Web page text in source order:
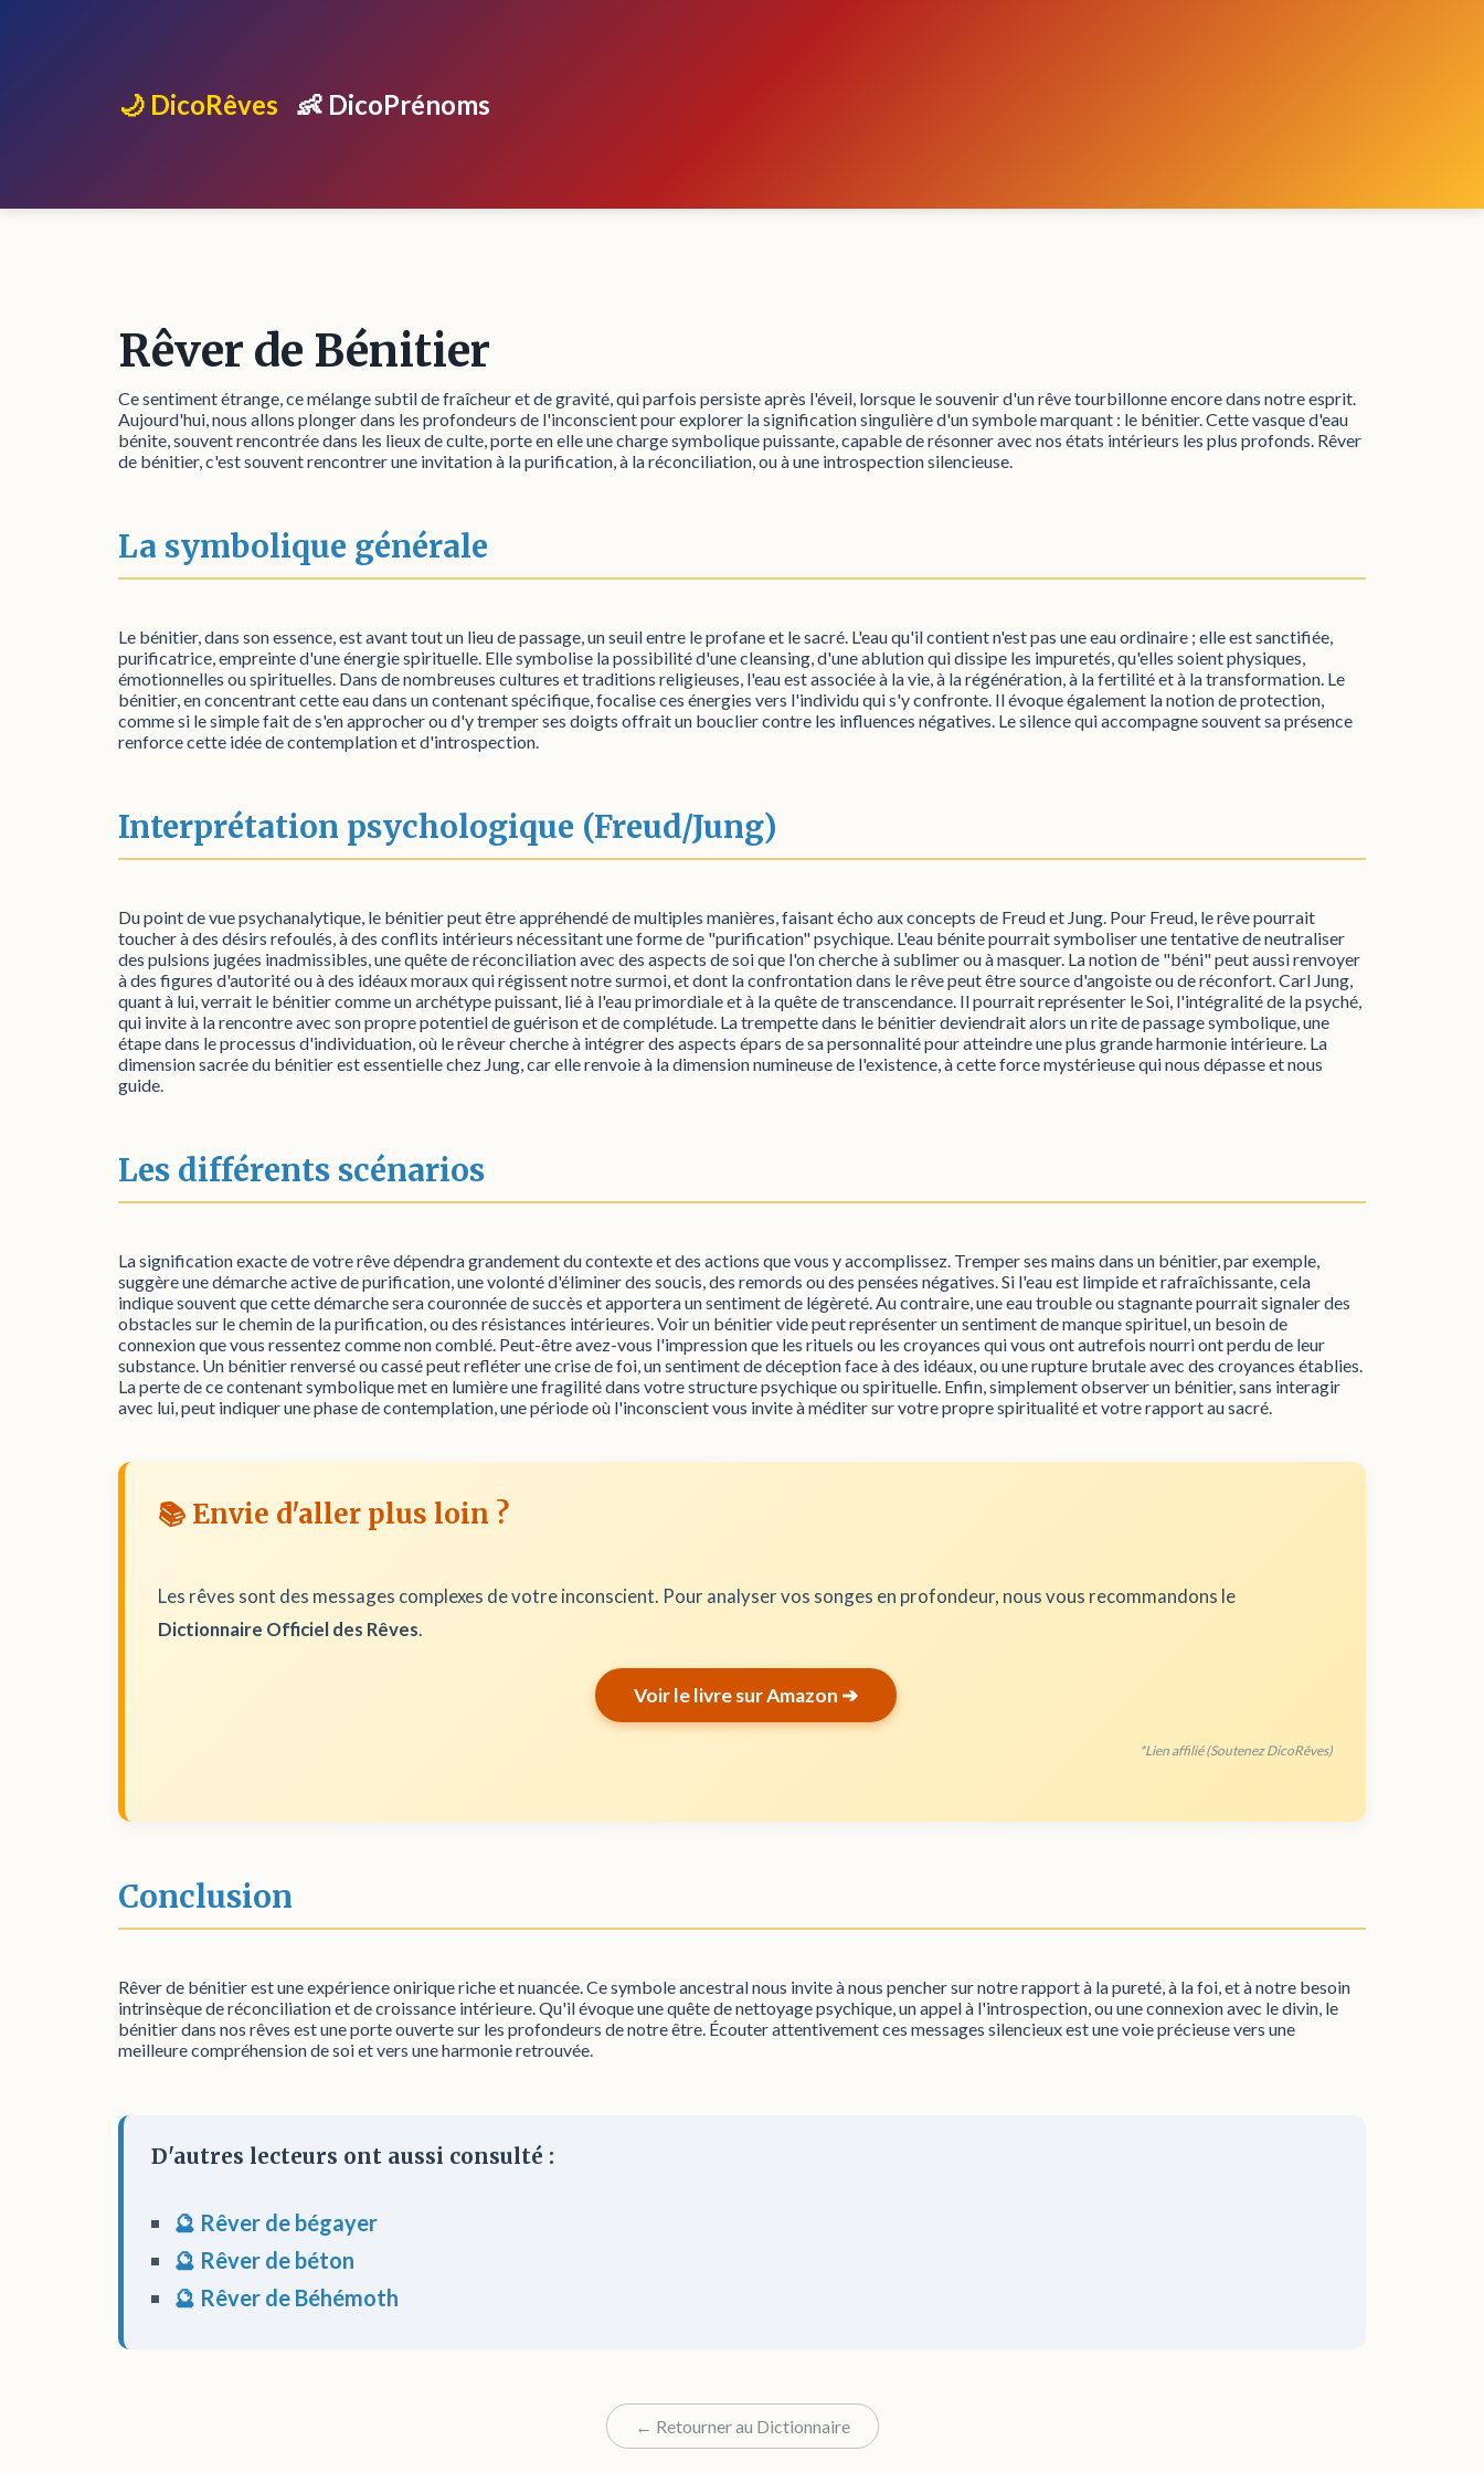
🌙 DicoRêves 👶 DicoPrénoms
Rêver de Bénitier
Ce sentiment étrange, ce mélange subtil de fraîcheur et de gravité, qui parfois persiste après l'éveil, lorsque le souvenir d'un rêve tourbillonne encore dans notre esprit.
Aujourd'hui, nous allons plonger dans les profondeurs de l'inconscient pour explorer la signification singulière d'un symbole marquant : le bénitier. Cette vasque d'eau
bénite, souvent rencontrée dans les lieux de culte, porte en elle une charge symbolique puissante, capable de résonner avec nos états intérieurs les plus profonds. Rêver
de bénitier, c'est souvent rencontrer une invitation à la purification, à la réconciliation, ou à une introspection silencieuse.
La symbolique générale
Le bénitier, dans son essence, est avant tout un lieu de passage, un seuil entre le profane et le sacré. L'eau qu'il contient n'est pas une eau ordinaire ; elle est sanctifiée,
purificatrice, empreinte d'une énergie spirituelle. Elle symbolise la possibilité d'une cleansing, d'une ablution qui dissipe les impuretés, qu'elles soient physiques,
émotionnelles ou spirituelles. Dans de nombreuses cultures et traditions religieuses, l'eau est associée à la vie, à la régénération, à la fertilité et à la transformation. Le
bénitier, en concentrant cette eau dans un contenant spécifique, focalise ces énergies vers l'individu qui s'y confronte. Il évoque également la notion de protection,
comme si le simple fait de s'en approcher ou d'y tremper ses doigts offrait un bouclier contre les influences négatives. Le silence qui accompagne souvent sa présence
renforce cette idée de contemplation et d'introspection.
Interprétation psychologique (Freud/Jung)
Du point de vue psychanalytique, le bénitier peut être appréhendé de multiples manières, faisant écho aux concepts de Freud et Jung. Pour Freud, le rêve pourrait
toucher à des désirs refoulés, à des conflits intérieurs nécessitant une forme de "purification" psychique. L'eau bénite pourrait symboliser une tentative de neutraliser
des pulsions jugées inadmissibles, une quête de réconciliation avec des aspects de soi que l'on cherche à sublimer ou à masquer. La notion de "béni" peut aussi renvoyer
à des figures d'autorité ou à des idéaux moraux qui régissent notre surmoi, et dont la confrontation dans le rêve peut être source d'angoiste ou de réconfort. Carl Jung,
quant à lui, verrait le bénitier comme un archétype puissant, lié à l'eau primordiale et à la quête de transcendance. Il pourrait représenter le Soi, l'intégralité de la psyché,
qui invite à la rencontre avec son propre potentiel de guérison et de complétude. La trempette dans le bénitier deviendrait alors un rite de passage symbolique, une
étape dans le processus d'individuation, où le rêveur cherche à intégrer des aspects épars de sa personnalité pour atteindre une plus grande harmonie intérieure. La
dimension sacrée du bénitier est essentielle chez Jung, car elle renvoie à la dimension numineuse de l'existence, à cette force mystérieuse qui nous dépasse et nous
guide.
Les différents scénarios
La signification exacte de votre rêve dépendra grandement du contexte et des actions que vous y accomplissez. Tremper ses mains dans un bénitier, par exemple,
suggère une démarche active de purification, une volonté d'éliminer des soucis, des remords ou des pensées négatives. Si l'eau est limpide et rafraîchissante, cela
indique souvent que cette démarche sera couronnée de succès et apportera un sentiment de légèreté. Au contraire, une eau trouble ou stagnante pourrait signaler des
obstacles sur le chemin de la purification, ou des résistances intérieures. Voir un bénitier vide peut représenter un sentiment de manque spirituel, un besoin de
connexion que vous ressentez comme non comblé. Peut-être avez-vous l'impression que les rituels ou les croyances qui vous ont autrefois nourri ont perdu de leur
substance. Un bénitier renversé ou cassé peut refléter une crise de foi, un sentiment de déception face à des idéaux, ou une rupture brutale avec des croyances établies.
La perte de ce contenant symbolique met en lumière une fragilité dans votre structure psychique ou spirituelle. Enfin, simplement observer un bénitier, sans interagir
avec lui, peut indiquer une phase de contemplation, une période où l'inconscient vous invite à méditer sur votre propre spiritualité et votre rapport au sacré.
📚 Envie d'aller plus loin ?
Les rêves sont des messages complexes de votre inconscient. Pour analyser vos songes en profondeur, nous vous recommandons le
Dictionnaire Officiel des Rêves.
Voir le livre sur Amazon ➔
*Lien affilié (Soutenez DicoRêves)
Conclusion
Rêver de bénitier est une expérience onirique riche et nuancée. Ce symbole ancestral nous invite à nous pencher sur notre rapport à la pureté, à la foi, et à notre besoin
intrinsèque de réconciliation et de croissance intérieure. Qu'il évoque une quête de nettoyage psychique, un appel à l'introspection, ou une connexion avec le divin, le
bénitier dans nos rêves est une porte ouverte sur les profondeurs de notre être. Écouter attentivement ces messages silencieux est une voie précieuse vers une
meilleure compréhension de soi et vers une harmonie retrouvée.
D'autres lecteurs ont aussi consulté :
🔮 Rêver de bégayer
🔮 Rêver de béton
🔮 Rêver de Béhémoth
← Retourner au Dictionnaire